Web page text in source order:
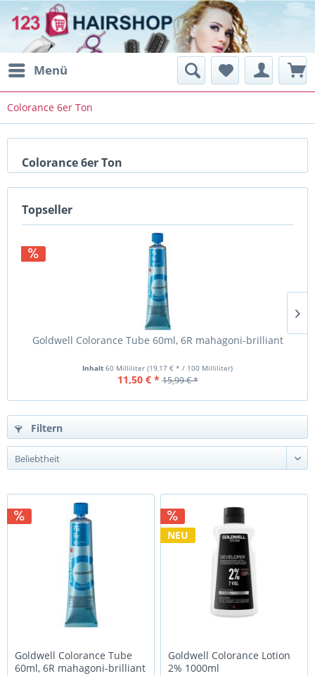
Menü
Colorance 6er Ton
Colorance 6er Ton
Topseller
Goldwell Colorance Tube 60ml, 6R mahagoni-brilliant
Inhalt 60 Milliliter (19,17 € * / 100 Milliliter)
11,50 € * 15,99 € *
Filtern
Goldwell Colorance Tube
60ml, 6R mahagoni-brilliant
NEU
Goldwell Colorance Lotion
2% 1000ml